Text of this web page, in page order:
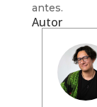
antes.
Autor